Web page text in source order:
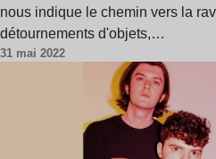
nous indique le chemin vers la
détournements d'objets,…
31 mai 2022